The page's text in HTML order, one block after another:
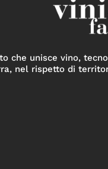
che unisce vino,
nel rispetto di